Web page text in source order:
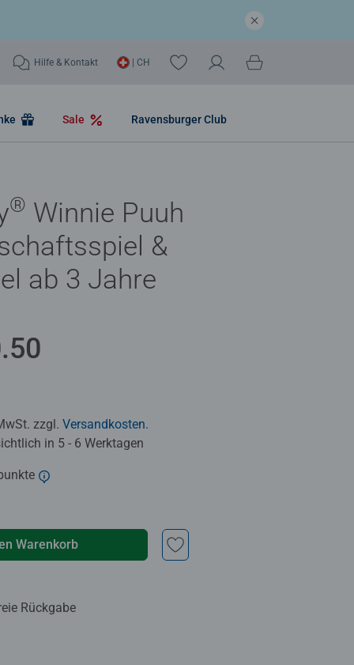
Hilfe & Kontakt | CH
Sale Ravensburger Club
® Winnie Puuh
&
ab 3 Jahre
zzgl. Versandkosten.
in 5 - 6 Werktagen
Warenkorb
Rückgabe